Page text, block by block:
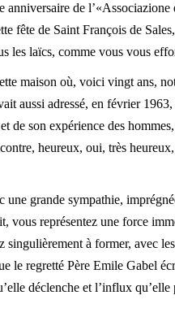
anniversaire de
fête de Saint François de
les laïcs, comme vous vous
maison où, voici vingt ans,
aussi adressé, en février
de son expérience des
heureux, oui, très
une grande sympathie,
vous représentez une force
à former, avec
le regretté Père Emile Gabel
déclenche et l’influx